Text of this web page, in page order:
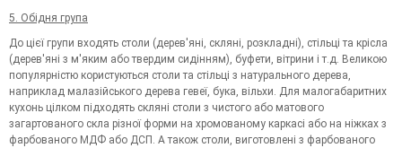
5. Обідня група
До цієї групи входять столи (дерев'яні, скляні, розкладні), стільці та крісла
(дерев'яні з м'яким або твердим сидінням), буфети, вітрини і т.д. Великою
популярністю користуються столи та стільці з натурального дерева,
наприклад малазійського дерева гевеї, бука, вільхи. Для малогабаритних
кухонь цілком підходять скляні столи з чистого або матового
загартованого скла різної форми на хромованому каркасі або на ніжках з
фарбованого МДФ або ДСП. А також столи, виготовлені з фарбованого